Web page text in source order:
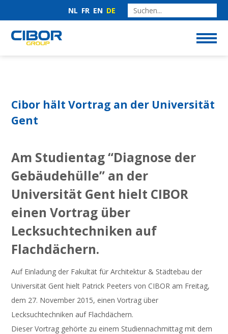
NL FR EN DE
Cibor hält Vortrag an der Universität
Gent
Am Studientag “Diagnose der
Gebäudehülle” an der
Universität Gent hielt CIBOR
einen Vortrag über
Lecksuchtechniken auf
Flachdächern.
Auf Einladung der Fakultät für Architektur & Städtebau der
Universität Gent hielt Patrick Peeters von CIBOR am Freitag,
dem 27. November 2015, einen Vortrag über
Lecksuchtechniken auf Flachdächern.
Dieser Vortrag gehörte zu einem Studiennachmittag mit dem